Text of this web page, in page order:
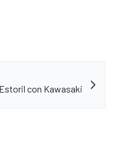
con Kawasaki